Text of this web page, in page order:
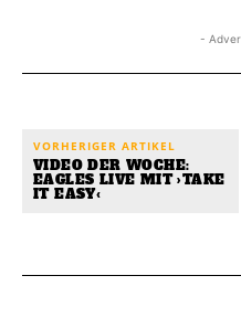
-
VORHERIGER ARTIKEL
VIDEO DER WOCHE:
EAGLES LIVE MIT ›TAKE
IT EASY‹